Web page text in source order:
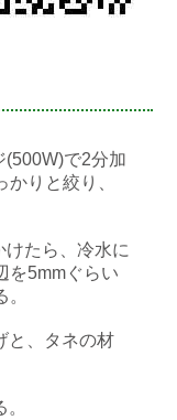
(500W)で2分加
りと絞り、
たら、冷水に
を5mmぐらい
。⠀
と、タネの材
⠀